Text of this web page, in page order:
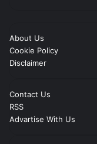
About Us
Cookie Policy
Disclaimer
Contact Us
RSS
Advartise With Us